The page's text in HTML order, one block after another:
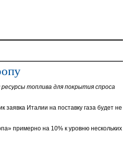
топлива для покрытия спроса
заявка Италии на поставку газа будет не
примерно на 10% к уровню нескольких